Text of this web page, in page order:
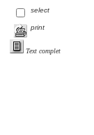
select
print
Text complet